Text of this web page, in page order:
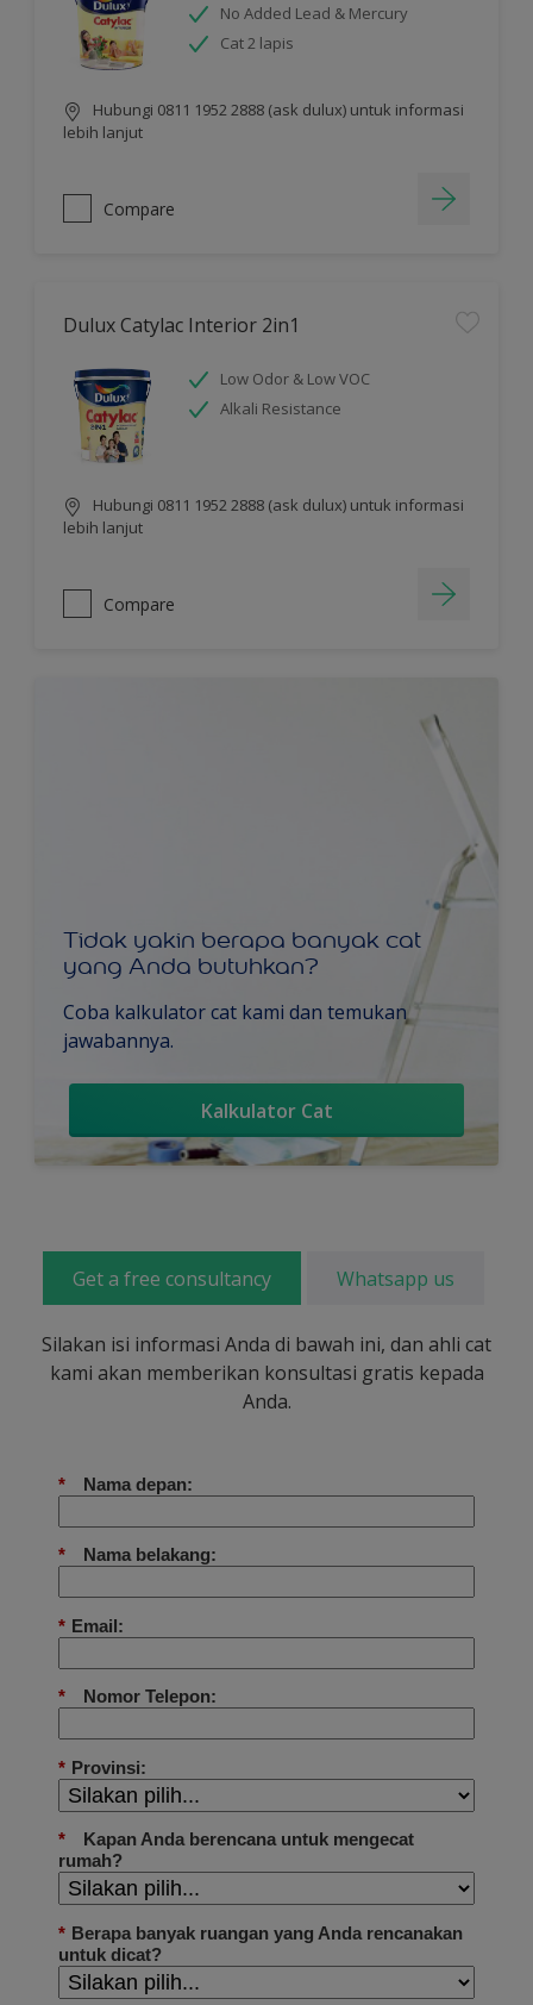
No Added Lead & Mercury
Cat 2 lapis
Hubungi 0811 1952 2888 (ask dulux) untuk informasi
lebih lanjut
Compare
Dulux Catylac Interior 2in1
Low Odor & Low VOC
Alkali Resistance
Hubungi 0811 1952 2888 (ask dulux) untuk informasi
lebih lanjut
Compare
Tidak yakin berapa banyak cat
yang Anda butuhkan?
Coba kalkulator cat kami dan temukan
jawabannya.
Kalkulator Cat
Get a free consultancy Whatsapp us
Silakan isi informasi Anda di bawah ini, dan ahli cat
kami akan memberikan konsultasi gratis kepada
Anda.